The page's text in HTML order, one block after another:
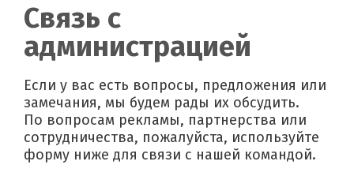
Картинки без фона
Фото без фона
Контакты
Связь с
администрацией
Если у вас есть вопросы, предложения или
замечания, мы будем рады их обсудить.
По вопросам рекламы, партнерства или
сотрудничества, пожалуйста, используйте
форму ниже для связи с нашей командой.